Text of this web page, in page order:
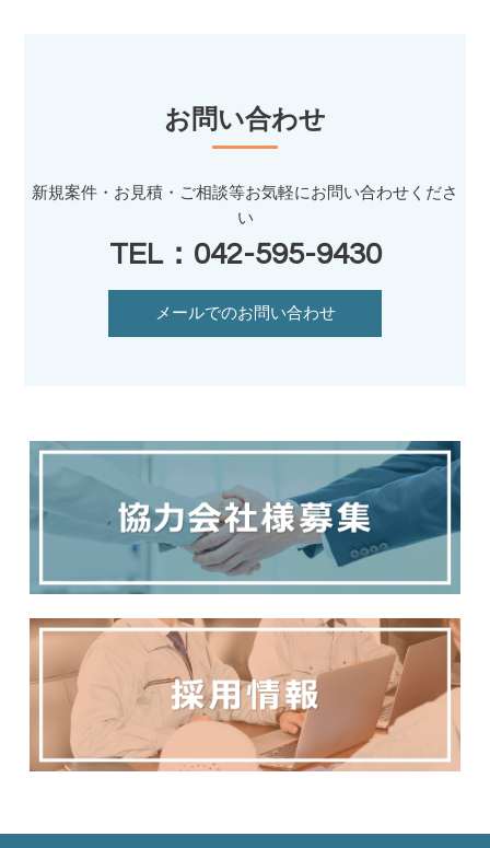
お問い合わせ
新規案件・お見積・ご相談等お気軽にお問い合わせくださ
い
TEL：042-595-9430
メールでのお問い合わせ